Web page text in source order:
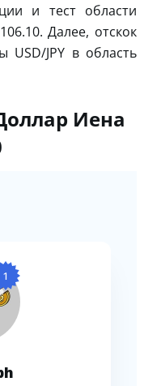
и тест области
Далее, отскок
JPY в область
Иена
1